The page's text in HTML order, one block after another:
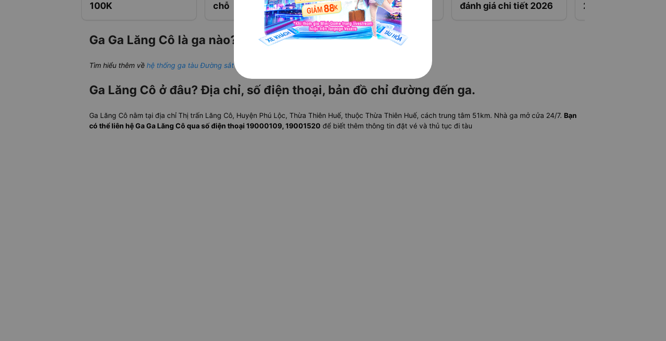
100K
chỗ
Vexere
đánh giá chi tiết 2026
2026
Ga Ga Lăng Cô là ga nào? Giới thiệu tổng quan
Tìm hiểu thêm về hệ thống ga tàu Đường sắt Việt Nam
Ga Lăng Cô ở đâu? Địa chỉ, số điện thoại, bản đồ chỉ đường đến ga.
Ga Lăng Cô nằm tại địa chỉ Thị trấn Lăng Cô, Huyện Phú Lộc, Thừa Thiên Huế, thuộc Thừa Thiên Huế, cách trung tâm 51km. Nhà ga mở cửa 24/7. Bạn
có thể liên hệ Ga Ga Lăng Cô qua số điện thoại 19000109, 19001520 để biết thêm thông tin đặt vé và thủ tục đi tàu